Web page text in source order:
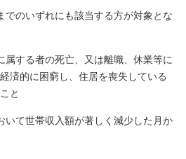
でのいずれにも該当する方が対象とな
属する者の死亡、又は離職、休業等に
済的に困窮し、住居を喪失している
と
いて世帯収入額が著しく減少した月か